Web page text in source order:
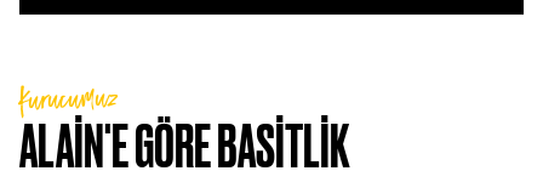
ALAIN'E GÖRE BASITLIK
Kurucumuz